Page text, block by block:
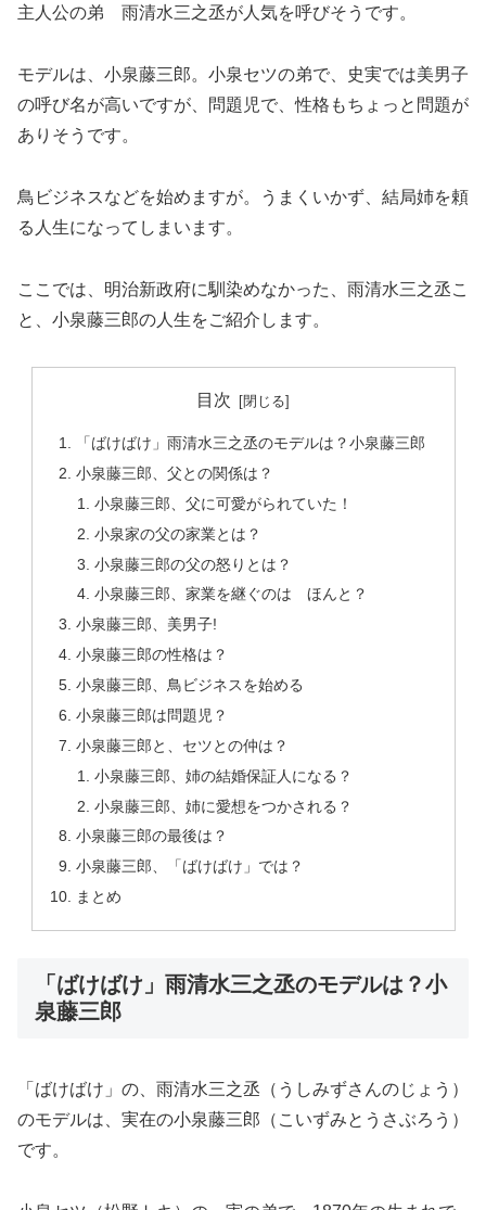
主人公の弟 雨清水三之丞が人気を呼びそうです。
モデルは、小泉藤三郎。小泉セツの弟で、史実では美男子
の呼び名が高いですが、問題児で、性格もちょっと問題が
ありそうです。
鳥ビジネスなどを始めますが。うまくいかず、結局姉を頼
る人生になってしまいます。
ここでは、明治新政府に馴染めなかった、雨清水三之丞こ
と、小泉藤三郎の人生をご紹介します。
目次
「ばけばけ」雨清水三之丞のモデルは？小泉藤三郎
小泉藤三郎、父との関係は？
小泉藤三郎、父に可愛がられていた！
小泉家の父の家業とは？
小泉藤三郎の父の怒りとは？
小泉藤三郎、家業を継ぐのは ほんと？
小泉藤三郎、美男子!
小泉藤三郎の性格は？
小泉藤三郎、鳥ビジネスを始める
小泉藤三郎は問題児？
小泉藤三郎と、セツとの仲は？
小泉藤三郎、姉の結婚保証人になる？
小泉藤三郎、姉に愛想をつかされる？
小泉藤三郎の最後は？
小泉藤三郎、「ばけばけ」では？
まとめ
「ばけばけ」雨清水三之丞のモデルは？小
泉藤三郎
「ばけばけ」の、雨清水三之丞（うしみずさんのじょう）
のモデルは、実在の小泉藤三郎（こいずみとうさぶろう）
です。